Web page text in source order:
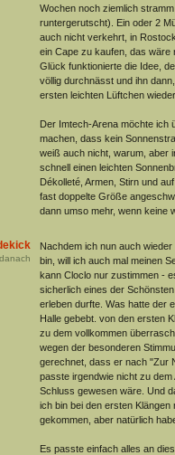
Wochen noch ziemlich
runtergerutscht). Ein oder 2
auch nicht verkehrt, in
ein Cape zu kaufen, das
Glück funktionierte die Idee,
völlig durchnässt und ihn
ersten leichten Lüftchen
Der Imtech-Arena möchte ich
machen, dass kein
weiß auch nicht, warum, aber
schnell einen leichten
Dékolleté, Armen, Stirn und
fast doppelte Größe
dann umso mehr, wenn keine
Nachdem ich nun auch
bin, will ich auch mal meinen
kann Cloclo nur zustimmen -
sicherlich eines der
erleben durfte. Was hatte der
Halle gebebt. von den ersten
zu dem vollkommen
wegen der besonderen
gerechnet, dass er nach "Zur
passte irgendwie nicht zu
Schluss gewesen wäre. Und
ich bin bei den ersten Klängen
gekommen, aber natürlich
Es passte einfach alles an